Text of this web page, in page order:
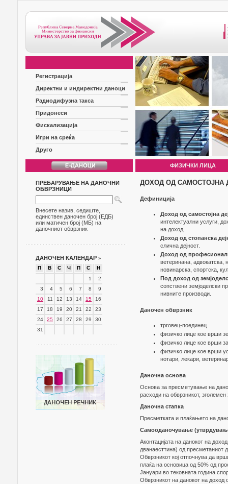
Регистрација
Директни и индиректни даноци
Радиодифузна такса
Придонеси
Фискализација
Игри на среќа
Друго
ФИЗИЧКИ ЛИЦА
ПРЕБАРУВАЊЕ НА ДАНОЧНИ
ОБВРЗНИЦИ
Внесете назив, седиште,
единствен даночен број (ЕДБ)
или матичен број (МБ) на
даночниот обврзник
ДАНОЧЕН КАЛЕНДАР »
П В С Ч П С
Н
1
2
3
4 5 6 7 8
9
10
11 12 13 14 15
16
17
18 19 20 21 22
23
24
25 26 27 28 29
30
31
ДОХОД ОД САМОСТОЈНА
Дефиниција
Доход од самостојна
интелектуални услуги,
на доход.
Доход од стопанска
слична дејност.
Доход од
ветеринана, адвокатска,
новинарска, спортска,
Под доход од
сопствени земјоделски
нивните производи.
Даночен обврзник
трговец-поединец
физичко лице кое врши
физичко лице кое врши
физичко лице кое врши
нотари, лекари,
Даночна основа
Основа за пресметување на
расходи на обврзникот,
Даночна стапка
Пресметката и плаќањето на
Самооданочување
Аконтацијата на данокот на
дванаесттина) од пресметаниот
Обврзникот кој отпочнува да
плаќа на основица од 50% од
Јануари во тековната година
Обврзникот на данокот на доход